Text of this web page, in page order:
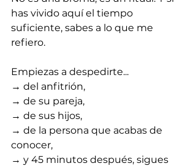
has vivido aquí el tiempo
suficiente, sabes a lo que me
refiero.
Empiezas a despedirte...
→ del anfitrión,
→ de su pareja,
→ de sus hijos,
→ de la persona que acabas de
conocer,
→ y 45 minutos después, sigues